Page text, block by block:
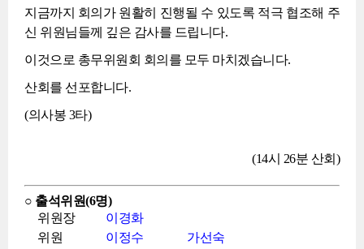
지금까지 회의가 원활히 진행될 수 있도록 적극 협조해 주
신 위원님들께 깊은 감사를 드립니다.
이것으로 총무위원회 회의를 모두 마치겠습니다.
산회를 선포합니다.
(의사봉 3타)
(14시 26분 산회)
○ 출석위원(6명)
위원장
이경화
위원
이정수
가선숙